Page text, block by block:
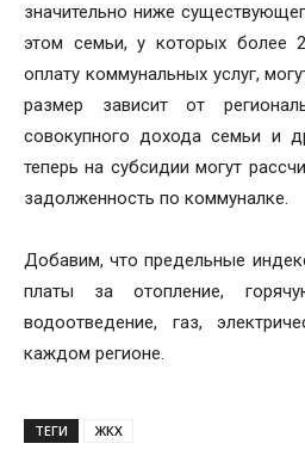
значительно ниже
этом семьи, у которых более
оплату коммунальных услуг,
размер зависит от
совокупного дохода семьи и
теперь на субсидии могут
задолженность по коммуналке.
Добавим, что предельные
платы за отопление,
водоотведение, газ,
каждом регионе.
ТЕГИ ЖКХ